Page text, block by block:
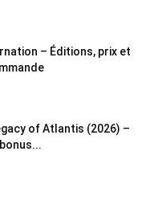
– Éditions, prix et
of Atlantis (2026) –